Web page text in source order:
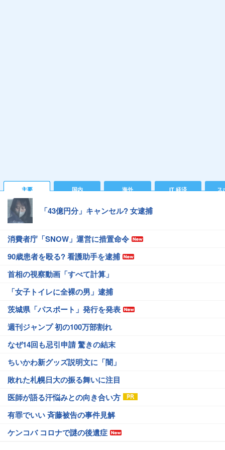
主要 国内 海外 IT 経済 ス
「43億円分」キャンセル? 女逮捕
消費者庁「SNOW」運営に措置命令
90歳患者を殴る? 看護助手を逮捕
首相の視察動画「すべて計算」
「女子トイレに全裸の男」逮捕
茨城県「パスポート」発行を発表
週刊ジャンプ 初の100万部割れ
なぜ14回も忌引申請 驚きの結末
ちいかわ新グッズ説明文に「闇」
敗れた札幌日大の振る舞いに注目
医師が語る汗悩みとの向き合い方
有罪でいい 斉藤被告の事件見解
ケンコバ コロナで謎の後遺症